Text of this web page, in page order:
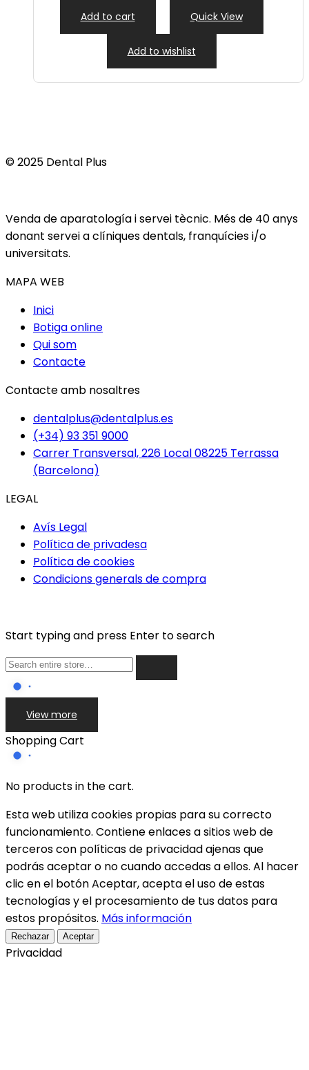
Add to cart Quick View
Add to wishlist
© 2025 Dental Plus
Venda de aparatología i servei tècnic. Més de 40 anys
donant servei a clíniques dentals, franquícies i/o
universitats.
MAPA WEB
Inici
Botiga online
Qui som
Contacte
Contacte amb nosaltres
dentalplus@dentalplus.es
(+34) 93 351 9000
Carrer Transversal, 226 Local 08225 Terrassa
(Barcelona)
LEGAL
Avís Legal
Política de privadesa
Política de cookies
Condicions generals de compra
Start typing and press Enter to search
View more
Shopping Cart
No products in the cart.
Esta web utiliza cookies propias para su correcto
funcionamiento. Contiene enlaces a sitios web de
terceros con políticas de privacidad ajenas que
podrás aceptar o no cuando accedas a ellos. Al hacer
clic en el botón Aceptar, acepta el uso de estas
tecnologías y el procesamiento de tus datos para
estos propósitos. Más información
Rechazar Aceptar
Privacidad